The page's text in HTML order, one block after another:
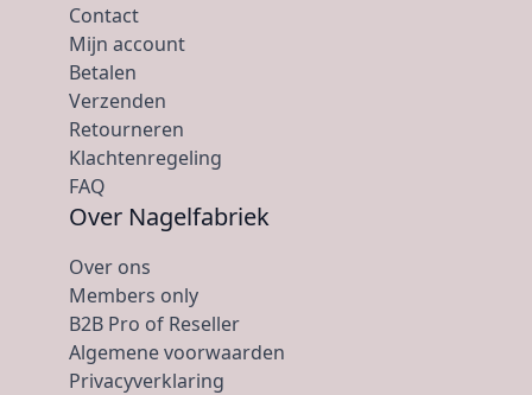
Contact
Mijn account
Betalen
Verzenden
Retourneren
Klachtenregeling
FAQ
Over Nagelfabriek
Over ons
Members only
B2B Pro of Reseller
Algemene voorwaarden
Privacyverklaring